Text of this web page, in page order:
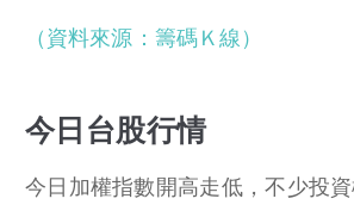
（資料來源：籌碼Ｋ線）
今日台股行情
今日加權指數開高走低，不少投